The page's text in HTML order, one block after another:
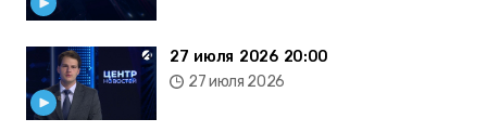
27 июля 2026 20:00
27 июля 2026